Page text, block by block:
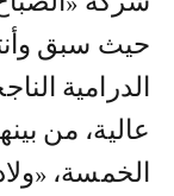
حيث سبق
الدرامية
عالية، من
الخمسة،